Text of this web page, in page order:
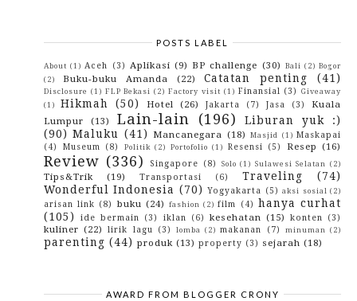
...
Menikmati Rujak Khas Maluku Di Pantai Natsepa
Cap Kaki Tiga Anak, Pertolongan Pertama Untuk
Reda...
Tips Ampuh Mengendalikan Anak Melalui
Hypnotheraphy
Mari Belajar Warna Bersama Marbel
Minum Stimuno Setiap Hari, Biar Nggak Gampang
Sakit!
Indahnya Pantai Pintu Kota Ambon
Banyak Hal Tentang Maluku Di Museum Siwalima
Loh
Panggil Saja Zee, Tapi Dia Bukan Susu Melainkan
Sa...
Bagaimana Mengatasi Kecanduan Nonton Youtube
►2015(10)
POSTS LABEL
About (1) Aceh (3) Aplikasi (9) BP challenge (30) Bali (2) Bogor
(2)
Buku-buku Amanda (22) Catatan penting (41)
Disclosure (1) FLP Bekasi (2) Factory visit (1) Finansial (3)
Giveaway
(1)
Hikmah (50) Hotel (26) Jakarta (7) Jasa (3)
Kuala
Lumpur
(13) Lain-lain (196)
Liburan yuk :)
(90) Maluku (41) Mancanegara (18) Masjid (1) Maskapai
(4)
Museum (8) Politik (2) Portofolio (1) Resensi (5) Resep (16)
Review (336) Singapore (8) Solo (1) Sulawesi Selatan (2)
Tips&Trik (19) Transportasi (6) Traveling
(74)
Wonderful Indonesia (70) Yogyakarta (5) aksi sosial (2)
arisan link (8) buku (24) fashion (2) film (4) hanya curhat
(105)
ide bermain (3) iklan (6) kesehatan (15) konten (3)
kuliner (22) lirik lagu (3) lomba (2) makanan (7) minuman (2)
parenting (44) produk (13) property (3) sejarah (18)
AWARD FROM BLOGGER CRONY